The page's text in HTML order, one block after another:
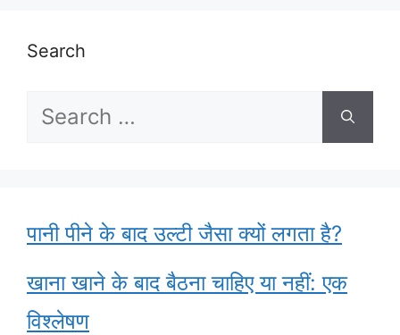
Search
Search
पानी पीने के बाद उल्टी जैसा क्यों लगता है?
खाना खाने के बाद बैठना चाहिए या नहीं: एक
विश्लेषण